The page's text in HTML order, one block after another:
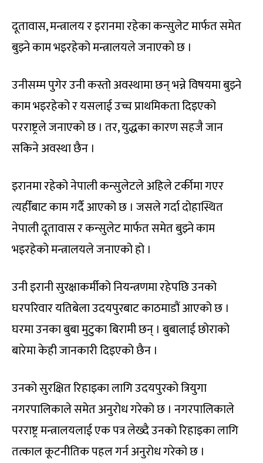
दूतावास, मन्त्रालय र इरानमा रहेका कन्सुलेट मार्फत समेत
बुझ्ने काम भइरहेको मन्त्रालयले जनाएको छ ।
उनीसम्म पुगेर उनी कस्तो अवस्थामा छन् भन्ने विषयमा बुझ्ने
काम भइरहेको र यसलाई उच्च प्राथमिकता दिइएको
परराष्ट्रले जनाएको छ । तर, युद्धका कारण सहजै जान
सकिने अवस्था छैन ।
इरानमा रहेको नेपाली कन्सुलेटले अहिले टर्कीमा गएर
त्यहीँबाट काम गर्दै आएको छ । जसले गर्दा दोहास्थित
नेपाली दूतावास र कन्सुलेट मार्फत समेत बुझ्ने काम
भइरहेको मन्त्रालयले जनाएको हो ।
उनी इरानी सुरक्षाकर्मीको नियन्त्रणमा रहेपछि उनको
घरपरिवार यतिबेला उदयपुरबाट काठमाडौं आएको छ ।
घरमा उनका बुबा मुटुका बिरामी छन् । बुबालाई छोराको
बारेमा केही जानकारी दिइएको छैन ।
उनको सुरक्षित रिहाइका लागि उदयपुरको त्रियुगा
नगरपालिकाले समेत अनुरोध गरेको छ । नगरपालिकाले
परराष्ट्र मन्त्रालयलाई एक पत्र लेख्दै उनको रिहाइका लागि
तत्काल कूटनीतिक पहल गर्न अनुरोध गरेको छ ।